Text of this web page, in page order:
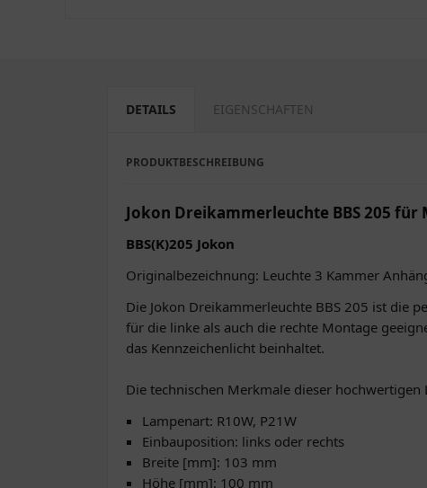
DETAILS EIGENSCHAFTEN
PRODUKTBESCHREIBUNG
Jokon Dreikammerleuchte BBS 205 für
BBS(K)205 Jokon
Originalbezeichnung: Leuchte 3 Kammer
Die Jokon Dreikammerleuchte BBS 205 ist die
für die linke als auch die rechte Montage
das Kennzeichenlicht beinhaltet.
Die technischen Merkmale dieser hochwertigen
Lampenart: R10W, P21W
Einbauposition: links oder rechts
Breite [mm]: 103 mm
Höhe [mm]: 100 mm